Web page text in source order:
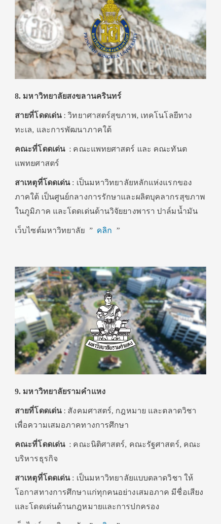
8. มหาวิทยาลัยสงขลานครินทร์
สายที่โดดเด่น: วิทยาศาสตร์สุขภาพ, เทคโนโลยีทาง
ทะเล, และการพัฒนาภาคใต้
คณะที่โดดเด่น: คณะแพทยศาสตร์ และ คณะทันต
แพทยศาสตร์
สาเหตุที่โดดเด่น: เป็นมหาวิทยาลัยหลักแห่งแรกของ
ภาคใต้ เป็นศูนย์กลางการรักษาและผลิตบุคลากรสุขภาพ
ในภูมิภาค และโดดเด่นด้านวิจัยยางพารา ปาล์มน้ำมัน
เว็บไซต์มหาวิทยาลัย ” คลิก ”
9. มหาวิทยาลัยรามคำเเหง
สายที่โดดเด่น: สังคมศาสตร์, กฎหมาย และตลาดวิชา
เพื่อความเสมอภาคทางการศึกษา
คณะที่โดดเด่น: คณะนิติศาสตร์, คณะรัฐศาสตร์, คณะ
บริหารธุรกิจ
สาเหตุที่โดดเด่น: เป็นมหาวิทยาลัยแบบตลาดวิชา ให้
โอกาสทางการศึกษาแก่ทุกคนอย่างเสมอภาค มีชื่อเสียง
และโดดเด่นด้านกฎหมายและการปกครอง